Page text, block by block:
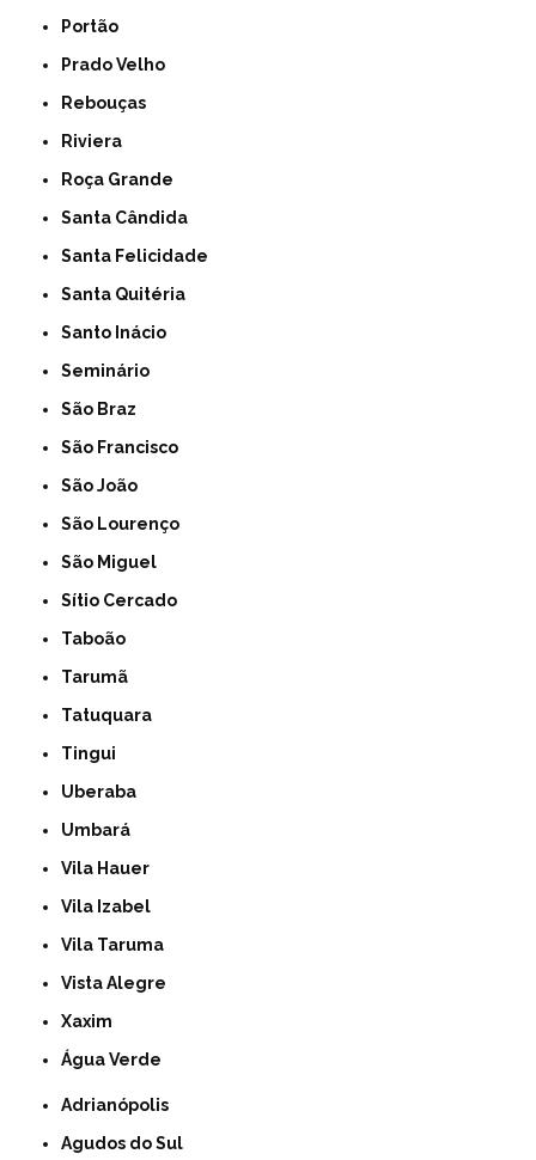
Portão
Prado Velho
Rebouças
Riviera
Roça Grande
Santa Cândida
Santa Felicidade
Santa Quitéria
Santo Inácio
Seminário
São Braz
São Francisco
São João
São Lourenço
São Miguel
Sítio Cercado
Taboão
Tarumã
Tatuquara
Tingui
Uberaba
Umbará
Vila Hauer
Vila Izabel
Vila Taruma
Vista Alegre
Xaxim
Água Verde
Adrianópolis
Agudos do Sul